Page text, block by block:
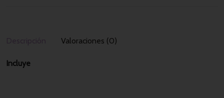
Valoraciones (0)
Incluye